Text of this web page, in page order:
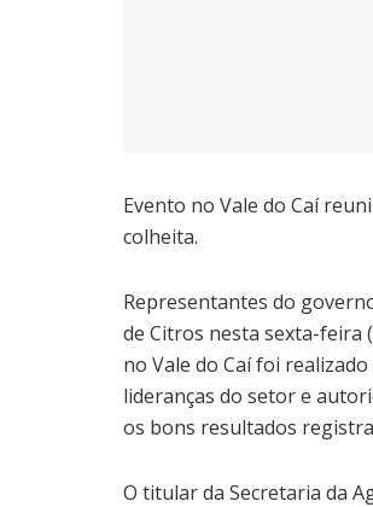
Evento no Vale do Caí
colheita.
Representantes do
de Citros nesta sexta-feira
no Vale do Caí foi
lideranças do setor e
os bons resultados
O titular da Secretaria da